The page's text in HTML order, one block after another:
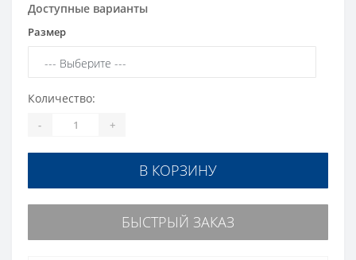
Доступные варианты
Размер
Количество:
- +
В КОРЗИНУ
БЫСТРЫЙ ЗАКАЗ